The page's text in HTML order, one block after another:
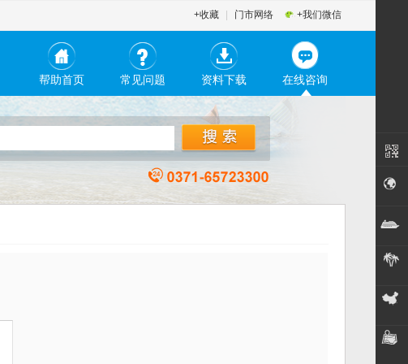
+收藏 门市网络 +我们微信
帮助首页 常见问题 资料下载 在线咨询